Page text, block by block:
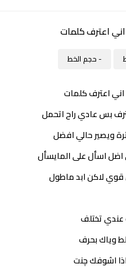
اعترف كلمات
- حجم الخط
اعترف كلمات
بس عادي راح اتحمل
ويصير حالي افضل
اسأل على المايسأل
لاكن ابد ماطول
عندي تختلف
وياك بحرف
اشوفك چنت